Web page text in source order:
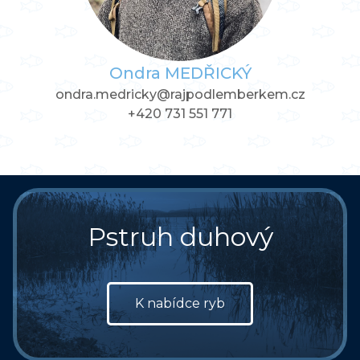
Ondra MEDŘICKÝ
ondra.medricky@rajpodlemberkem.cz
+420 731 551 771
Pstruh duhový
K nabídce ryb